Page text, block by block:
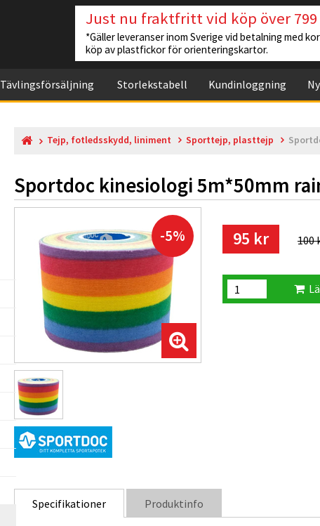
Just nu fraktfritt vid köp över
*Gäller leveranser inom Sverige vid betalning med
köp av plastfickor för orienteringskartor.
Tävlingsförsäljning Storlekstabell Kundinloggning
Tejp, fotledsskydd, liniment Sporttejp, plasttejp
Sportdoc kinesiologi 5m*50mm
-5% 95 kr 100
Specifikationer Produktinfo